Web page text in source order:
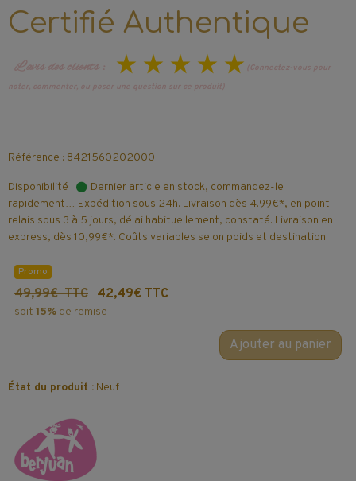
Certifié Authentique
L’avis des clients :
(Connectez-vous pour
noter, commenter, ou poser une question sur ce produit)
Référence : 8421560202000
Disponibilité :
Dernier article en stock, commandez-le
rapidement… Expédition sous 24h. Livraison dès 4.99€*, en point
relais sous 3 à 5 jours, délai habituellement, constaté. Livraison en
express, dès 10,99€*. Coûts variables selon poids et destination.
Promo
49,99€ TTC 42,49€ TTC
soit 15% de remise
Ajouter au panier
État du produit : Neuf